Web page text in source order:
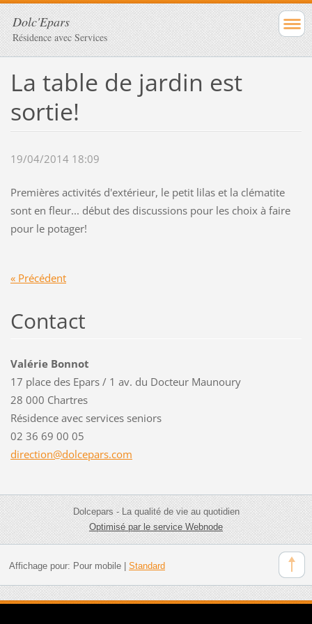
Dolc'Epars
Résidence avec Services
La table de jardin est
sortie!
19/04/2014 18:09
Premières activités d'extérieur, le petit lilas et la clématite
sont en fleur... début des discussions pour les choix à faire
pour le potager!
« Précédent
Contact
Valérie Bonnot
17 place des Epars / 1 av. du Docteur Maunoury
28 000 Chartres
Résidence avec services seniors
02 36 69 00 05
direction@dolcepars.com
Dolcepars - La qualité de vie au quotidien
Optimisé par le service Webnode
Affichage pour: Pour mobile| Standard